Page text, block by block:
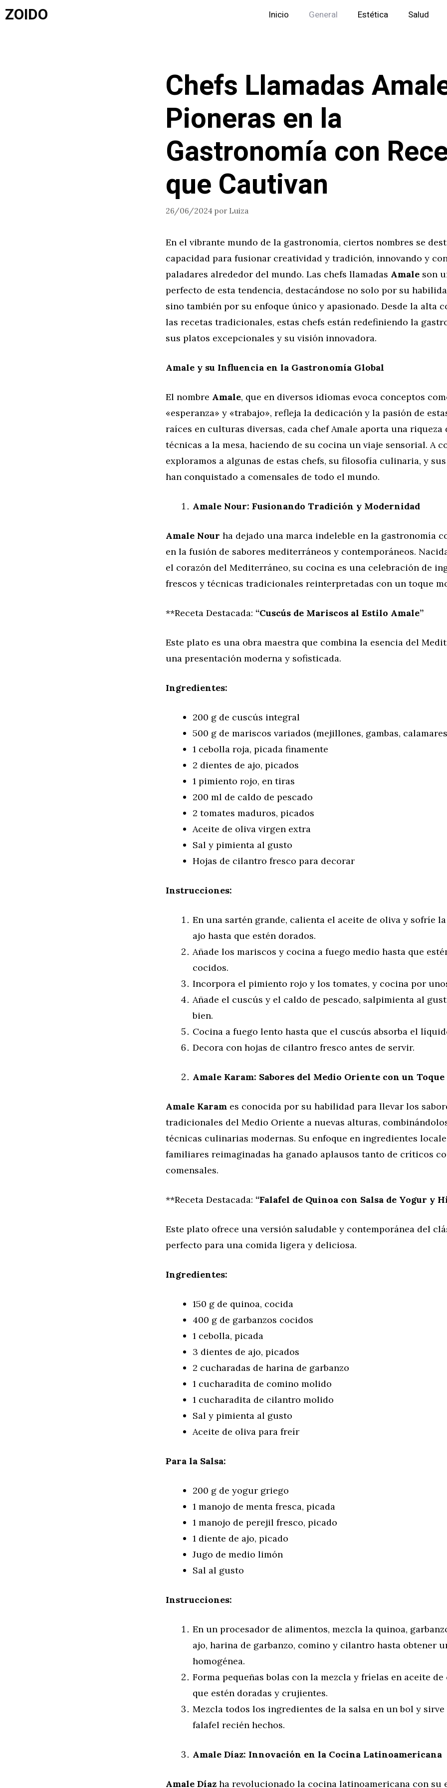
Saltar
alZOIDO Inicio General Estética Salud
Chefs Llamadas
Pioneras en la
Gastronomía con
que Cautivan
26/06/2024 por Luiza
En el vibrante mundo de la gastronomía, ciertos nombres se
capacidad para fusionar creatividad y tradición, innovando y
paladares alrededor del mundo. Las chefs llamadas Amale son
perfecto de esta tendencia, destacándose no solo por su
sino también por su enfoque único y apasionado. Desde la alta
las recetas tradicionales, estas chefs están redefiniendo la
sus platos excepcionales y su visión innovadora.
Amale y su Influencia en la Gastronomía Global
El nombre Amale, que en diversos idiomas evoca conceptos
«esperanza» y «trabajo», refleja la dedicación y la pasión de
raíces en culturas diversas, cada chef Amale aporta una riqueza
técnicas a la mesa, haciendo de su cocina un viaje sensorial. A
exploramos a algunas de estas chefs, su filosofía culinaria, y
han conquistado a comensales de todo el mundo.
Amale Nour: Fusionando Tradición y Modernidad
Amale Nour ha dejado una marca indeleble en la gastronomía
en la fusión de sabores mediterráneos y contemporáneos.
el corazón del Mediterráneo, su cocina es una celebración de
frescos y técnicas tradicionales reinterpretadas con un toque
**Receta Destacada: “Cuscús de Mariscos al Estilo Amale”
Este plato es una obra maestra que combina la esencia del
una presentación moderna y sofisticada.
Ingredientes:
200 g de cuscús integral
500 g de mariscos variados (mejillones, gambas,
1 cebolla roja, picada finamente
2 dientes de ajo, picados
1 pimiento rojo, en tiras
200 ml de caldo de pescado
2 tomates maduros, picados
Aceite de oliva virgen extra
Sal y pimienta al gusto
Hojas de cilantro fresco para decorar
Instrucciones:
En una sartén grande, calienta el aceite de oliva y sofríe
ajo hasta que estén dorados.
Añade los mariscos y cocina a fuego medio hasta que
cocidos.
Incorpora el pimiento rojo y los tomates, y cocina por
Añade el cuscús y el caldo de pescado, salpimienta al
bien.
Cocina a fuego lento hasta que el cuscús absorba el
Decora con hojas de cilantro fresco antes de servir.
Amale Karam: Sabores del Medio Oriente con un
Amale Karam es conocida por su habilidad para llevar los
tradicionales del Medio Oriente a nuevas alturas,
técnicas culinarias modernas. Su enfoque en ingredientes
familiares reimaginadas ha ganado aplausos tanto de críticos
comensales.
**Receta Destacada: “Falafel de Quinoa con Salsa de Yogur y
Este plato ofrece una versión saludable y contemporánea del
perfecto para una comida ligera y deliciosa.
Ingredientes:
150 g de quinoa, cocida
400 g de garbanzos cocidos
1 cebolla, picada
3 dientes de ajo, picados
2 cucharadas de harina de garbanzo
1 cucharadita de comino molido
1 cucharadita de cilantro molido
Sal y pimienta al gusto
Aceite de oliva para freír
Para la Salsa:
200 g de yogur griego
1 manojo de menta fresca, picada
1 manojo de perejil fresco, picado
1 diente de ajo, picado
Jugo de medio limón
Sal al gusto
Instrucciones:
En un procesador de alimentos, mezcla la quinoa,
ajo, harina de garbanzo, comino y cilantro hasta obtener
homogénea.
Forma pequeñas bolas con la mezcla y fríelas en aceite
que estén doradas y crujientes.
Mezcla todos los ingredientes de la salsa en un bol y
falafel recién hechos.
Amale Díaz: Innovación en la Cocina Latinoamericana
Amale Díaz ha revolucionado la cocina latinoamericana con su